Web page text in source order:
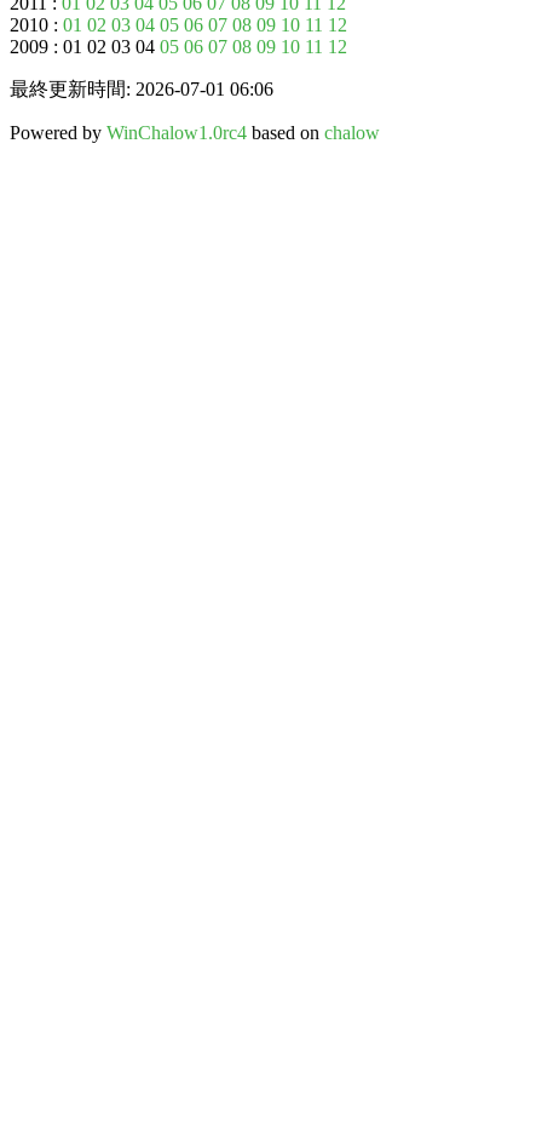
2010 : 01 02 03 04 05 06 07 08 09 10 11 12
2009 : 01 02 03 04 05 06 07 08 09 10 11 12
最終更新時間: 2026-07-01 06:06
Powered by WinChalow1.0rc4 based on chalow